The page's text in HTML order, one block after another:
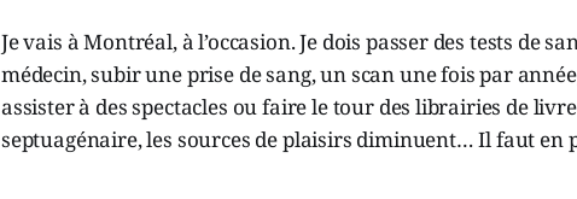
Je vais à Montréal, à l’occasion. Je dois passer des tests de
médecin, subir une prise de sang, un scan une fois par
assister à des spectacles ou faire le tour des librairies de
septuagénaire, les sources de plaisirs diminuent… Il faut en